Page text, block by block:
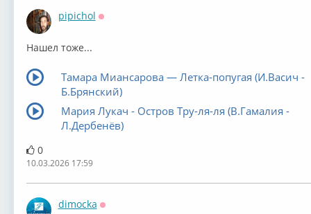
pipichol
Нашел тоже...
Тамара Миансарова — Летка-попугая (И.Васич -
Б.Брянский)
Мария Лукач - Остров Тру-ля-ля (В.Гамалия -
Л.Дербенёв)
0
10.03.2026 17:59
dimocka